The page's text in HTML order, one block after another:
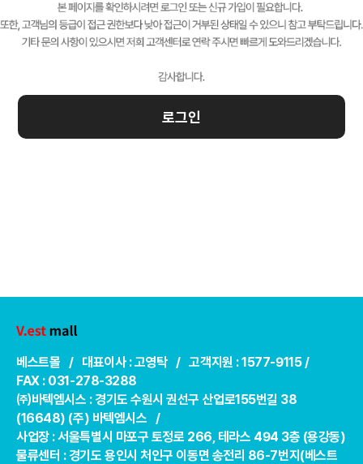
로그인
베스트몰 / 대표이사 : 고영탁 / 고객지원 : 1577-9115 /
FAX : 031-278-3288
㈜바텍엠시스 : 경기도 수원시 권선구 산업로155번길 38
(16648) (주) 바텍엠시스 /
사업장 : 서울특별시 마포구 토정로 266, 테라스 494 3층 (용강동)
물류센터 : 경기도 용인시 처인구 이동면 송전리 86-7번지(베스트